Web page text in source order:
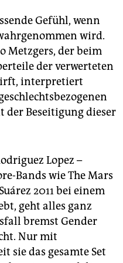
Gefühl, wenn
wird.
Metzgers, der beim
der verwerteten
interpretiert
der Beseitigung dieser
Lopez –
Bands wie The Mars
2011 bei einem
geht alles ganz
bremst Gender
Nur mit
sie das gesamte Set